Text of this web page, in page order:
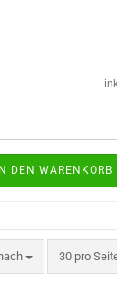
IN DEN WARENKORB
30 pro
pro Seite